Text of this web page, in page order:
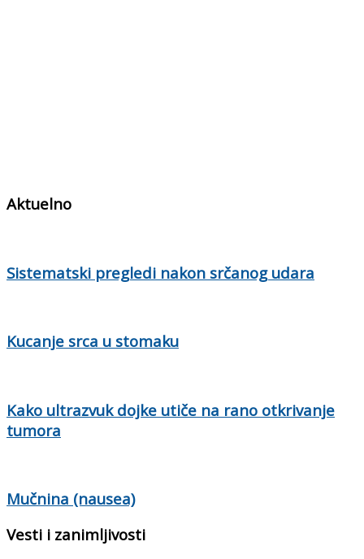
Aktuelno
Sistematski pregledi nakon srčanog udara
Kucanje srca u stomaku
Kako ultrazvuk dojke utiče na rano otkrivanje
tumora
Mučnina (nausea)
Vesti i zanimljivosti